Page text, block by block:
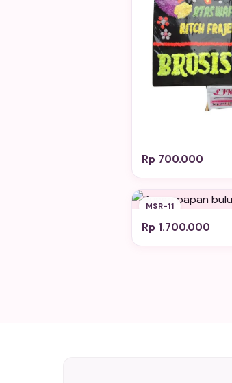
Rp 700.000
MSR-11
Rp 1.700.000